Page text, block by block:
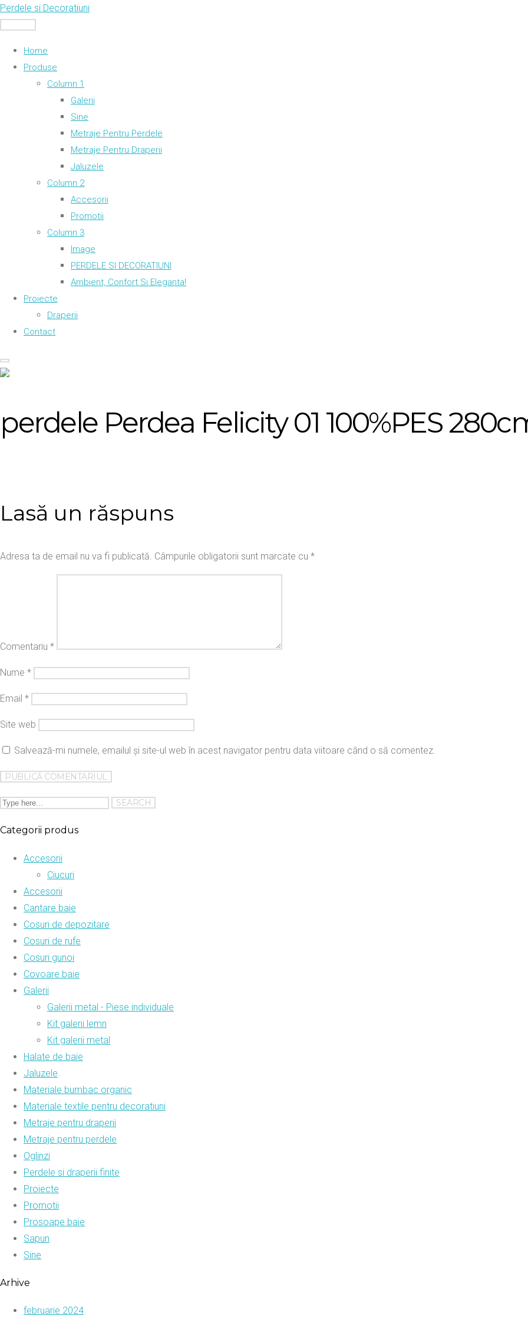
Skip
to
Perdele si Decoratiuni
Home
Produse
Column 1
Galerii
Sine
Metraje Pentru Perdele
Metraje Pentru Draperii
Jaluzele
Column 2
Accesorii
Promotii
Column 3
Image
PERDELE SI DECORATIUNI
Ambient, Confort Si Eleganta!
Proiecte
Draperii
Contact
perdele Perdea Felicity 01 100%PES
Lasă un răspuns
Adresa ta de email nu va fi publicată. Câmpurile obligatorii sunt marcate cu *
Comentariu *
Nume *
Email *
Site web
Salvează-mi numele, emailul și site-ul web în acest navigator pentru data viitoare când o să comentez.
Categorii produs
Accesorii
Ciucuri
Accesorii
Cantare baie
Cosuri de depozitare
Cosuri de rufe
Cosuri gunoi
Covoare baie
Galerii
Galerii metal - Piese individuale
Kit galerii lemn
Kit galerii metal
Halate de baie
Jaluzele
Materiale bumbac organic
Materiale textile pentru decoratiuni
Metraje pentru draperii
Metraje pentru perdele
Oglinzi
Perdele si draperii finite
Proiecte
Promotii
Prosoape baie
Sapun
Sine
Arhive
februarie 2024